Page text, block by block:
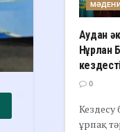
Аудан
Нұрлан
0
ұрпақ